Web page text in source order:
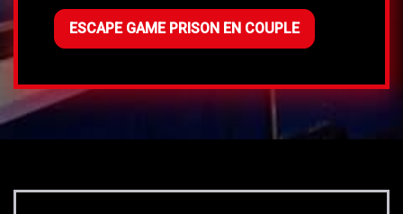
ESCAPE GAME PRISON EN COUPLE